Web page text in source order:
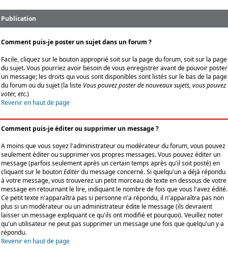
Publication
Comment puis-je poster un sujet dans un forum ?
Facile, cliquez sur le bouton approprié soit sur la page du forum, soit sur la page
du sujet. Vous pourriez avoir besoin de vous enregistrer avant de pouvoir poster
un message; les droits qui vous sont disponibles sont listés sur le bas de la page
du forum ou du sujet (la liste Vous pouvez poster de nouveaux sujets, vous pouvez
voter, etc.)
Revenir en haut de page
Comment puis-je éditer ou supprimer un message ?
A moins que vous soyez l'administrateur ou modérateur du forum, vous pouvez
seulement éditer ou supprimer vos propres messages. Vous pouvez éditer un
message (parfois seulement après un certain temps après qu'il soit posté) en
cliquant sur le boutonEditerdu message concerné. Si quelqu'un a déjà répondu
à votre message, vous trouverez un petit morceau de texte en dessous de votre
message en retournant le lire, indiquant le nombre de fois que vous l'avez édité.
Ce petit texte n'apparaîtra pas si personne n'a répondu, il n'apparaîtra pas non
plus si un modérateur ou un administrateur édite le message (ils devraient
laisser un message expliquant ce qu'ils ont modifié et pourquoi). Veuillez noter
qu'un utilisateur ne peut pas supprimer un message une fois que quelqu'un y a
répondu.
Revenir en haut de page